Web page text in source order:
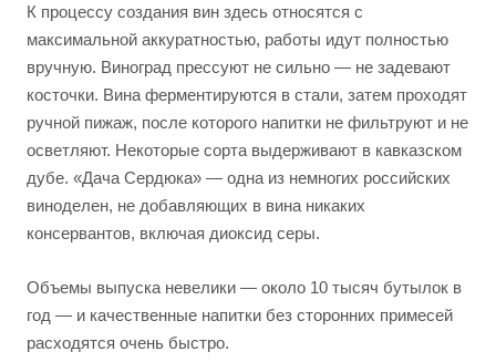
К процессу создания вин здесь относятся с
максимальной аккуратностью, работы идут полностью
вручную. Виноград прессуют не сильно — не задевают
косточки. Вина ферментируются в стали, затем проходят
ручной пижаж, после которого напитки не фильтруют и не
осветляют. Некоторые сорта выдерживают в кавказском
дубе. «Дача Сердюка» — одна из немногих российских
виноделен, не добавляющих в вина никаких
консервантов, включая диоксид серы.
Объемы выпуска невелики — около 10 тысяч бутылок в
год — и качественные напитки без сторонних примесей
расходятся очень быстро.